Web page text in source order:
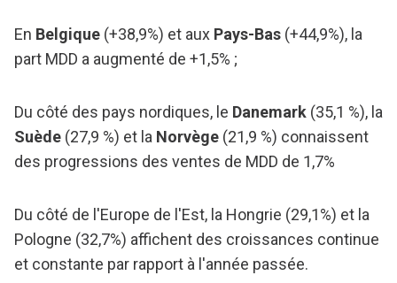
En Belgique (+38,9%) et aux Pays-Bas (+44,9%), la
part MDD a augmenté de +1,5% ;
Du côté des pays nordiques, le Danemark (35,1 %), la
Suède (27,9 %) et la Norvège (21,9 %) connaissent
des progressions des ventes de MDD de 1,7%
Du côté de l'Europe de l'Est, la Hongrie (29,1%) et la
Pologne (32,7%) affichent des croissances continue
et constante par rapport à l'année passée.